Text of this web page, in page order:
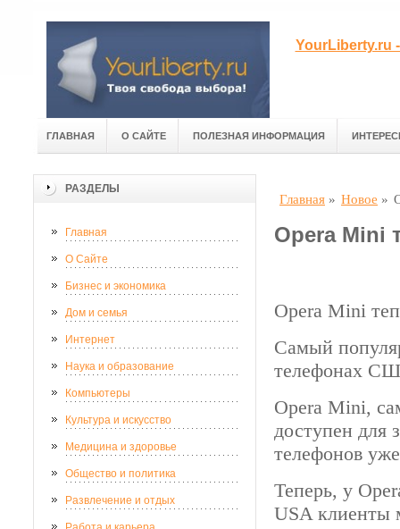
YourLiberty.ru
ГЛАВНАЯ О САЙТЕ ПОЛЕЗНАЯ ИНФОРМАЦИЯ
РАЗДЕЛЫ
Главная
О Сайте
Бизнес и экономика
Дом и семья
Интернет
Наука и образование
Компьютеры
Культура и искусство
Медицина и здоровье
Общество и политика
Развлечение и отдых
Главная » Новое »
Opera Mini
Opera Mini
Самый
телефонах
Opera Mini,
доступен для
телефонов
Теперь, у
USA клиенты